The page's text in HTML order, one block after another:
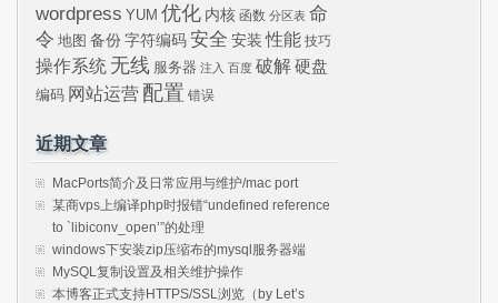
wordpress YUM 优化 内核 函数 分区表 命
令 地图 备份 字符编码 安全 安装 性能 技巧
操作系统 无线 服务器 注入 百度 破解硬盘
编码 网站运营 配置 错误
近期文章
MacPorts简介及日常应用与维护/mac port
某商vps上编译php时报错“undefined reference
to `libiconv_open’”的处理
windows下安装zip压缩布的mysql服务器端
MySQL复制设置及相关维护操作
本博客正式支持HTTPS/SSL浏览（by Let’s